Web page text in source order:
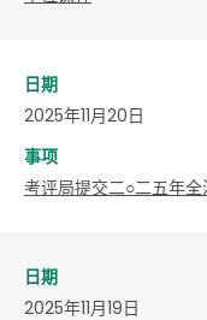
日期
2025年11月20日
事项
考评局提交二○二五年
日期
2025年11月19日